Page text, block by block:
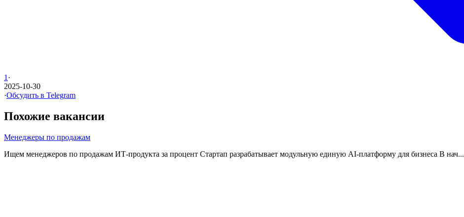
1 ·
2025-10-30
·Обсудить в Telegram
Похожие вакансии
Менеджеры по продажам
Ищем менеджеров по продажам ИТ-продукта за процент Стартап разрабатывает модульную единую AI-платформу для бизнеса В нач...